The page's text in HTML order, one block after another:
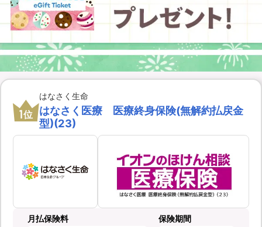
1位
はなさく生命
はなさく医療 医療終身保険(無解約払戻金
型)(23)
月払保険料 保険期間